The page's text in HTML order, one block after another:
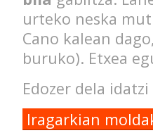
urteko neska
Cano kalean dago,
buruko). Etxea
Edozer dela
Iragarkian